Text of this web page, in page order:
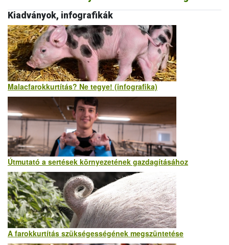
Kiadványok, infografikák
Malacfarokkurtítás? Ne tegye! (infografika)
Útmutató a sertések környezetének gazdagításához
A farokkurtítás szükségességének megszüntetése